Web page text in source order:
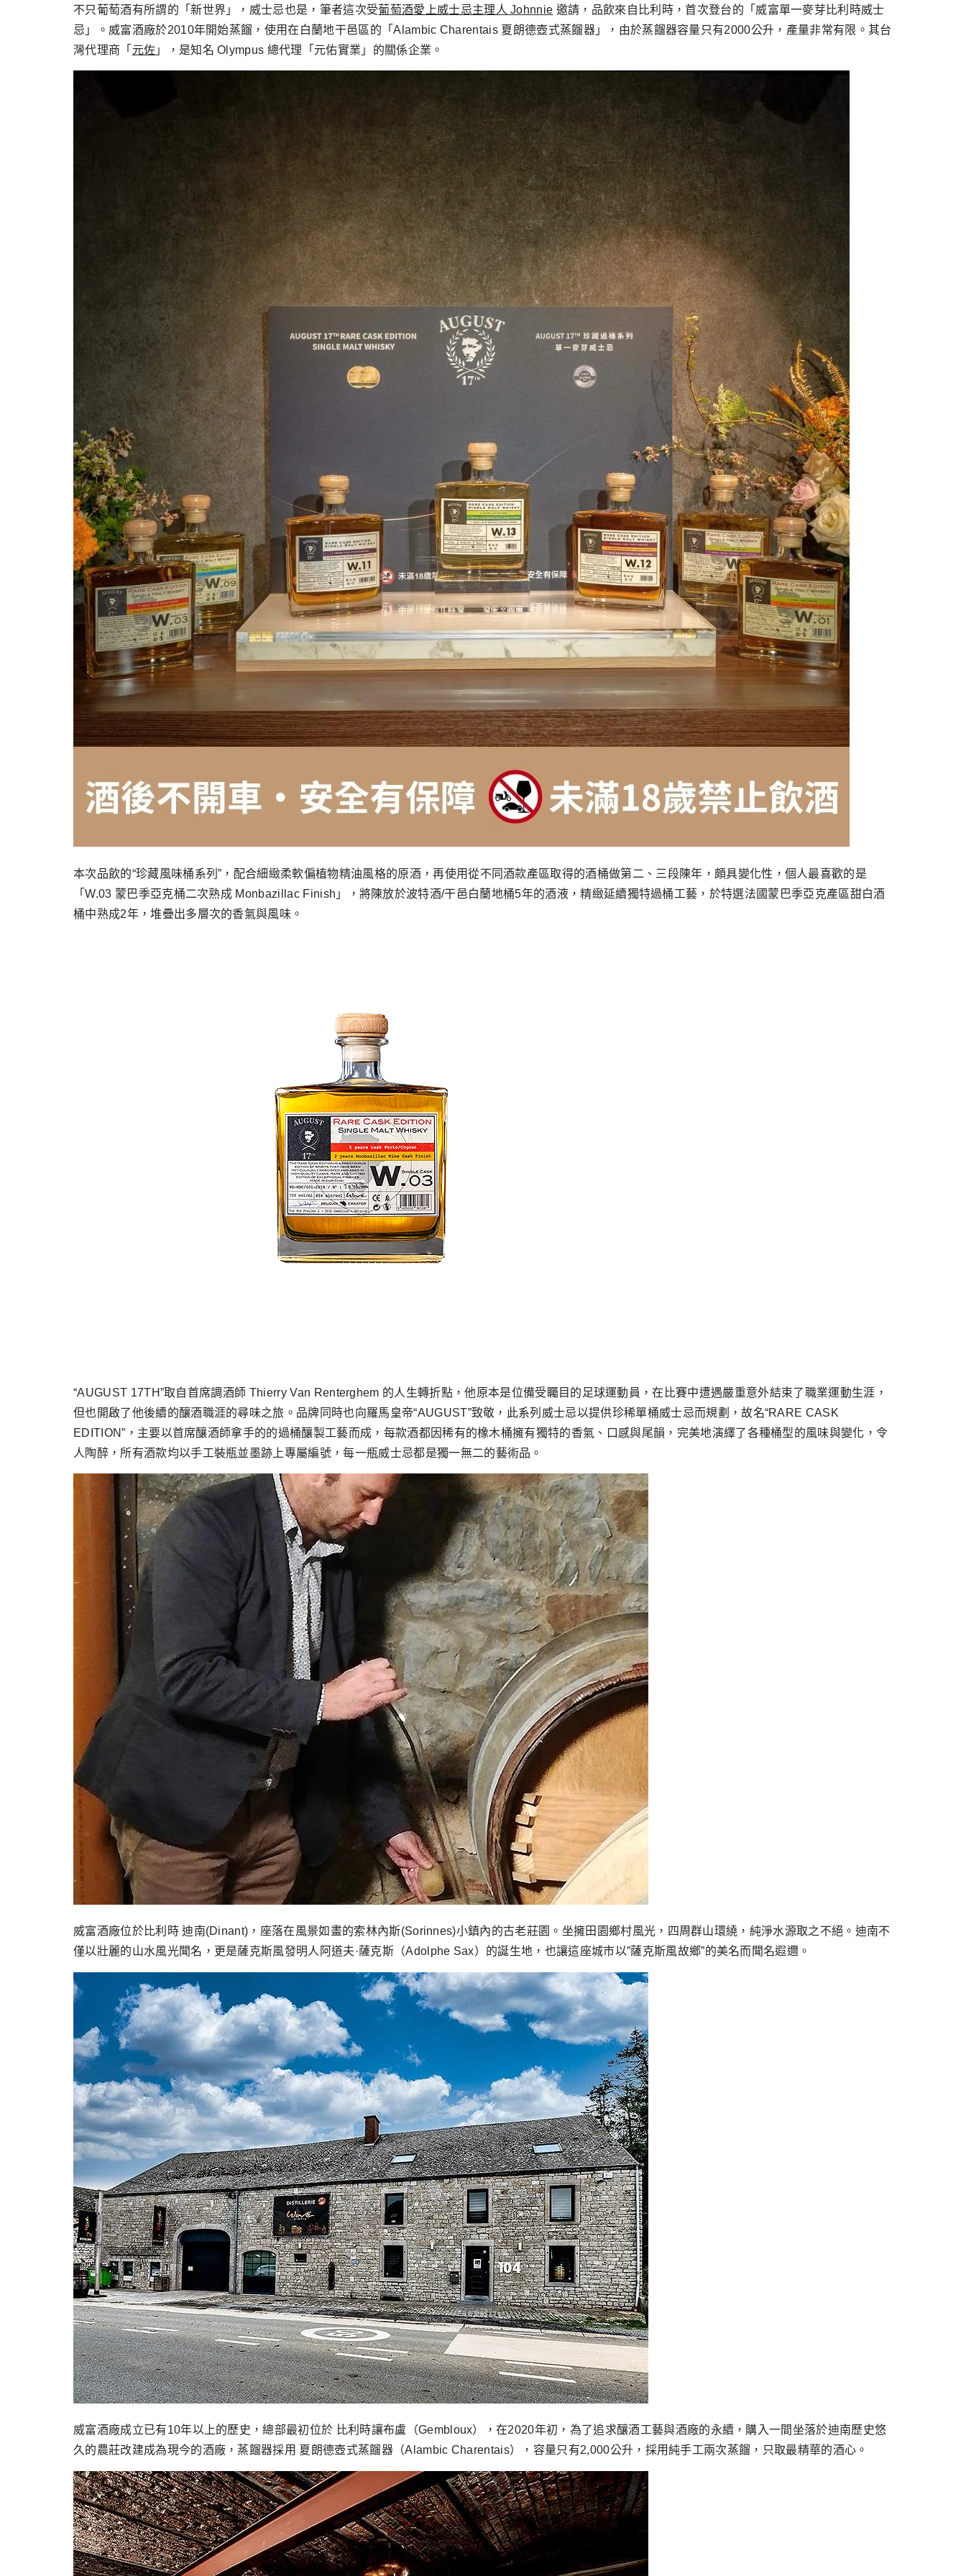
不只葡萄酒有所謂的「新世界」，威士忌也是，筆者這次受葡萄酒愛上威士忌主理人 Johnnie 邀請，品飲來自比利時，首次登台的「威富單一麥芽比利時威士
忌」。威富酒廠於2010年開始蒸餾，使用在白蘭地干邑區的「Alambic Charentais 夏朗德壺式蒸餾器」，由於蒸餾器容量只有2000公升，產量非常有限。其台
灣代理商「 元佐 」，是知名 Olympus 總代理「元佑實業」的關係企業。
本次品飲的“珍藏風味桶系列”，配合細緻柔軟偏植物精油風格的原酒，再使用從不同酒款產區取得的酒桶做第二、三段陳年，頗具變化性，個人最喜歡的是
「W.03 蒙巴季亞克桶二次熟成 Monbazillac Finish」，將陳放於波特酒/干邑白蘭地桶5年的酒液，精緻延續獨特過桶工藝，於特選法國蒙巴季亞克產區甜白酒
桶中熟成2年，堆疊出多層次的香氣與風味。
“AUGUST 17TH”取自首席調酒師 Thierry Van Renterghem 的人生轉折點，他原本是位備受矚目的足球運動員，在比賽中遭遇嚴重意外結束了職業運動生涯，
但也開啟了他後續的釀酒職涯的尋味之旅。品牌同時也向羅馬皇帝“AUGUST”致敬，此系列威士忌以提供珍稀單桶威士忌而規劃，故名“RARE CASK
EDITION”，主要以首席釀酒師拿手的的過桶釀製工藝而成，每款酒都因稀有的橡木桶擁有獨特的香氣、口感與尾韻，完美地演繹了各種桶型的風味與變化，令
人陶醉，所有酒款均以手工裝瓶並墨跡上專屬編號，每一瓶威士忌都是獨一無二的藝術品。
威富酒廠位於比利時 迪南(Dinant)，座落在風景如畫的索林內斯(Sorinnes)小鎮內的古老莊園。坐擁田園鄉村風光，四周群山環繞，純淨水源取之不絕。迪南不
僅以壯麗的山水風光聞名，更是薩克斯風發明人阿道夫·薩克斯（Adolphe Sax）的誕生地，也讓這座城市以”薩克斯風故鄉”的美名而聞名遐邇。
威富酒廠成立已有10年以上的歷史，總部最初位於 比利時讓布盧（Gembloux），在2020年初，為了追求釀酒工藝與酒廠的永續，購入一間坐落於迪南歷史悠
久的農莊改建成為現今的酒廠，蒸餾器採用 夏朗德壺式蒸餾器（Alambic Charentais），容量只有2,000公升，採用純手工兩次蒸餾，只取最精華的酒心。